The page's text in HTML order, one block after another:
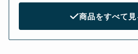
商品をすべて見